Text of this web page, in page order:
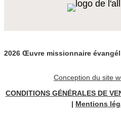
2026 Œuvre missionnaire
Conception du site
CONDITIONS GÉNÉRALES DE
| Mentions